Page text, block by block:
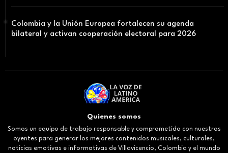
Colombia y la Unión Europea fortalecen su agenda
bilateral y activan cooperación electoral para 2026
Quienes somos
Somos un equipo de trabajo responsable y comprometido con nuestros
oyentes para generar los mejores contenidos musicales, culturales,
noticias emotivas e informativas de Villavicencio, Colombia y el mundo